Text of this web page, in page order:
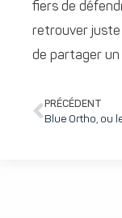
fiers de
retrouver juste
de partager un
PRÉCÉDENT